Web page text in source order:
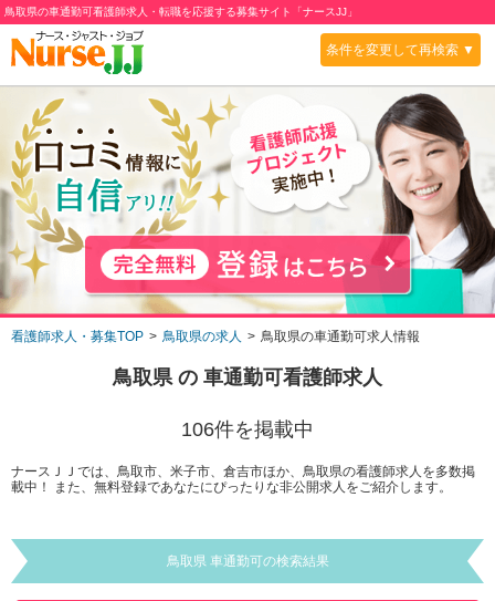
鳥取県の車通勤可看護師求人・転職を応援する募集サイト「ナースJJ」
条件を変更して再検索 ▼
看護師求人・募集TOP 鳥取県の求人 鳥取県の車通勤可求人情報
鳥取県の 車通勤可看護師求人
106件を掲載中
ナースＪＪでは、鳥取市、米子市、倉吉市ほか、鳥取県の看護師求人を多数掲
載中！ また、無料登録であなたにぴったりな非公開求人をご紹介します。
鳥取県 車通勤可の検索結果